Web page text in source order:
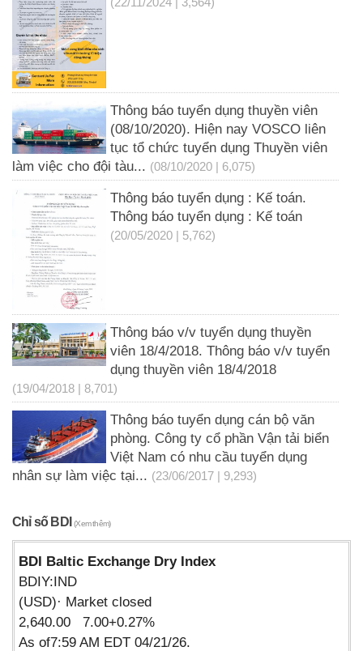
Thông báo tuyển dụng thuyền viên
(08/10/2020). Hiện nay VOSCO liên
tục tổ chức tuyển dụng Thuyền viên
làm việc cho đội tàu... (08/10/2020 | 6,075)
Thông báo tuyển dụng : Kế toán.
Thông báo tuyển dụng : Kế toán
(20/05/2020 | 5,762)
Thông báo v/v tuyển dụng thuyền
viên 18/4/2018. Thông báo v/v tuyển
dụng thuyền viên 18/4/2018
(19/04/2018 | 8,701)
Thông báo tuyển dụng cán bộ văn
phòng. Công ty cổ phần Vận tải biển
Việt Nam có nhu cầu tuyển dụng
nhân sự làm việc tại... (23/06/2017 | 9,293)
Chỉ số BDI(Xem thêm)
BDI Baltic Exchange Dry Index
BDIY:IND
(USD)· Market closed
2,640.00 7.00+0.27%
As of7:59 AM EDT 04/21/26.